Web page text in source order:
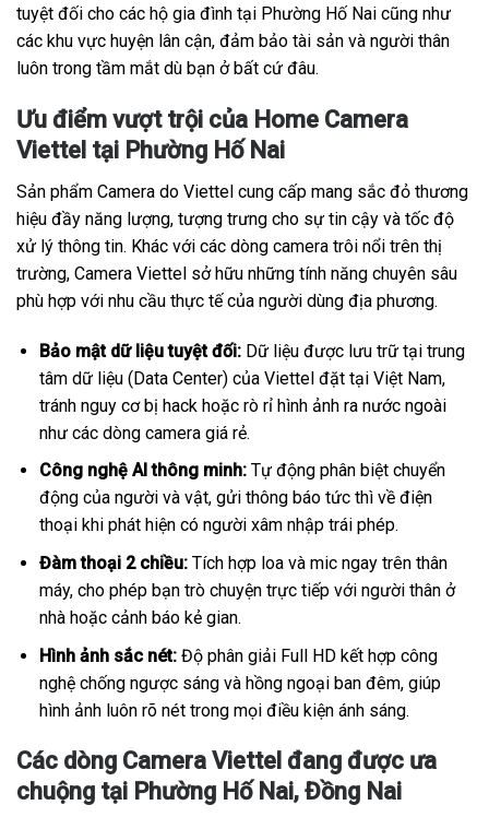
tuyệt đối cho các hộ gia đình tại Phường Hố Nai cũng như
các khu vực huyện lân cận, đảm bảo tài sản và người thân
luôn trong tầm mắt dù bạn ở bất cứ đâu.
Ưu điểm vượt trội của Home Camera
Viettel tại Phường Hố Nai
Sản phẩm Camera do Viettel cung cấp mang sắc đỏ thương
hiệu đầy năng lượng, tượng trưng cho sự tin cậy và tốc độ
xử lý thông tin. Khác với các dòng camera trôi nổi trên thị
trường, Camera Viettel sở hữu những tính năng chuyên sâu
phù hợp với nhu cầu thực tế của người dùng địa phương.
Bảo mật dữ liệu tuyệt đối:Dữ liệu được lưu trữ tại trung
tâm dữ liệu (Data Center) của Viettel đặt tại Việt Nam,
tránh nguy cơ bị hack hoặc rò rỉ hình ảnh ra nước ngoài
như các dòng camera giá rẻ.
Công nghệ AI thông minh:Tự động phân biệt chuyển
động của người và vật, gửi thông báo tức thì về điện
thoại khi phát hiện có người xâm nhập trái phép.
Đàm thoại 2 chiều:Tích hợp loa và mic ngay trên thân
máy, cho phép bạn trò chuyện trực tiếp với người thân ở
nhà hoặc cảnh báo kẻ gian.
Hình ảnh sắc nét:Độ phân giải Full HD kết hợp công
nghệ chống ngược sáng và hồng ngoại ban đêm, giúp
hình ảnh luôn rõ nét trong mọi điều kiện ánh sáng.
Các dòng Camera Viettel đang được ưa
chuộng tại Phường Hố Nai, Đồng Nai